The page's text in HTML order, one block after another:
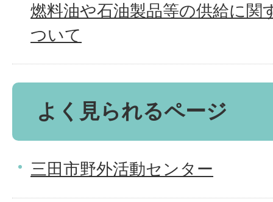
燃料油や石油製品等の供給に関
ついて
よく見られるページ
三田市野外活動センター